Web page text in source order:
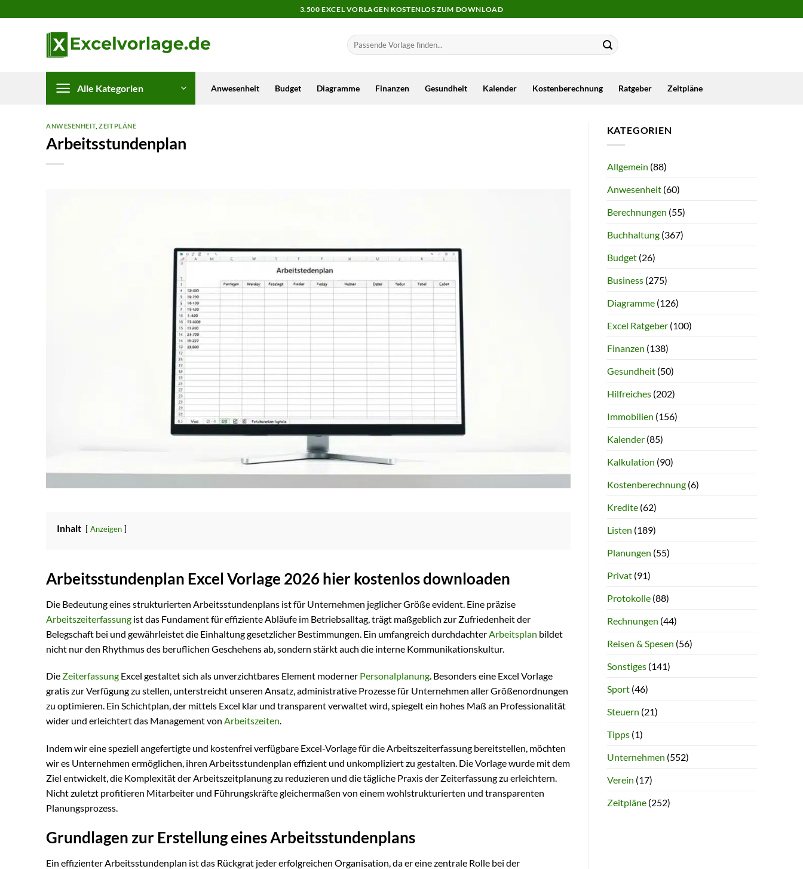
Inhalt
3.500 EXCEL VORLAGEN KOSTENLOS ZUM DOWNLOAD
Alle Kategorien Anwesenheit Budget Diagramme Finanzen Gesundheit Kalender Kostenberechnung Ratgeber Zeitpläne
ANWESENHEIT,ZEITPLÄNE
Arbeitsstundenplan
Inhalt Anzeigen
Arbeitsstundenplan Excel Vorlage 2026 hier kostenlos downloaden
Die Bedeutung eines strukturierten Arbeitsstundenplans ist für Unternehmen jeglicher Größe evident. Eine präzise
Arbeitszeiterfassung ist das Fundament für effiziente Abläufe im Betriebsalltag, trägt maßgeblich zur Zufriedenheit der
Belegschaft bei und gewährleistet die Einhaltung gesetzlicher Bestimmungen. Ein umfangreich durchdachter Arbeitsplan bildet
nicht nur den Rhythmus des beruflichen Geschehens ab, sondern stärkt auch die interne Kommunikationskultur.
Die Zeiterfassung Excel gestaltet sich als unverzichtbares Element moderner Personalplanung. Besonders eine Excel Vorlage
gratis zur Verfügung zu stellen, unterstreicht unseren Ansatz, administrative Prozesse für Unternehmen aller Größenordnungen
zu optimieren. Ein Schichtplan, der mittels Excel klar und transparent verwaltet wird, spiegelt ein hohes Maß an Professionalität
wider und erleichtert das Management von Arbeitszeiten.
Indem wir eine speziell angefertigte und kostenfrei verfügbare Excel-Vorlage für die Arbeitszeiterfassung bereitstellen, möchten
wir es Unternehmen ermöglichen, ihren Arbeitsstundenplan effizient und unkompliziert zu gestalten. Die Vorlage wurde mit dem
Ziel entwickelt, die Komplexität der Arbeitszeitplanung zu reduzieren und die tägliche Praxis der Zeiterfassung zu erleichtern.
Nicht zuletzt profitieren Mitarbeiter und Führungskräfte gleichermaßen von einem wohlstrukturierten und transparenten
Planungsprozess.
Grundlagen zur Erstellung eines Arbeitsstundenplans
Ein effizienter Arbeitsstundenplan ist das Rückgrat jeder erfolgreichen Organisation, da er eine zentrale Rolle bei der
KATEGORIEN
Allgemein (88)
Anwesenheit(60)
Berechnungen (55)
Buchhaltung(367)
Budget(26)
Business(275)
Diagramme(126)
Excel Ratgeber(100)
Finanzen (138)
Gesundheit(50)
Hilfreiches(202)
Immobilien (156)
Kalender(85)
Kalkulation (90)
Kostenberechnung(6)
Kredite(62)
Listen (189)
Planungen (55)
Privat(91)
Protokolle(88)
Rechnungen (44)
Reisen & Spesen (56)
Sonstiges(141)
Sport(46)
Steuern (21)
Tipps(1)
Unternehmen (552)
Verein (17)
Zeitpläne(252)